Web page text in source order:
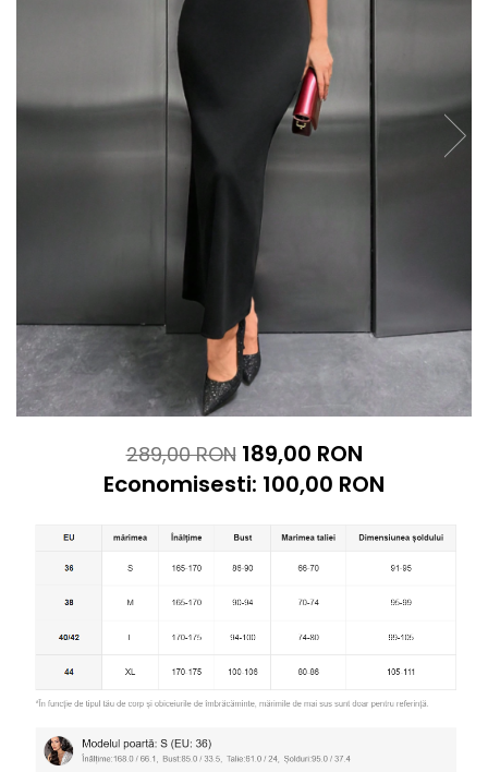
289,00 RON 189,00 RON
Economisesti: 100,00 RON